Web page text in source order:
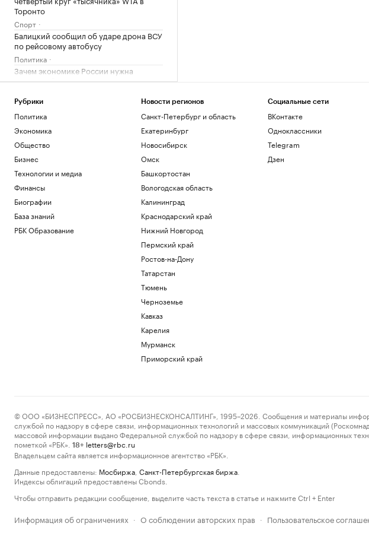
Торонто
Спорт
Балицкий сообщил об ударе дрона ВСУ
по рейсовому автобусу
Политика
Зачем экономике России нужна
товарная биржа
Посольство Украины сообщило о
повреждении украинского памятника в
Польше
Бывший сотрудник Google запустил
сервис, пародирующий работу чат-
бота
Тренды
Рубрики
Политика
Экономика
Общество
Бизнес
Технологии и медиа
Финансы
Биографии
База знаний
РБК Образование
Новости регионов
Санкт-Петербург и область
Екатеринбург
Новосибирск
Омск
Башкортостан
Вологодская область
Калининград
Краснодарский край
Нижний Новгород
Пермский край
Ростов-на-Дону
Татарстан
Тюмень
Черноземье
Кавказ
Карелия
Мурманск
Приморский край
Социальные сети
ВКонтакте
Одноклассники
Telegram
Дзен
© ООО «БИЗНЕСПРЕСС», АО «РОСБИЗНЕСКОНСАЛТИНГ», 1995–2026. Сообщения и материалы
службой по надзору в сфере связи, информационных технологий и массовых коммуникаций
массовой информации выдано Федеральной службой по надзору в сфере связи, информационных
пометкой «РБК».
18+ letters@rbc.ru
Владельцем сайта является информационное агентство «РБК».
Данные предоставлены: Мосбиржа Санкт-Петербургская биржа
Индексы облигаций предоставлены Cbonds.
Чтобы отправить редакции сообщение, выделите часть текста в статье и нажмите Ctrl + Enter
Информация об ограничениях · О соблюдении авторских прав · Пользовательское